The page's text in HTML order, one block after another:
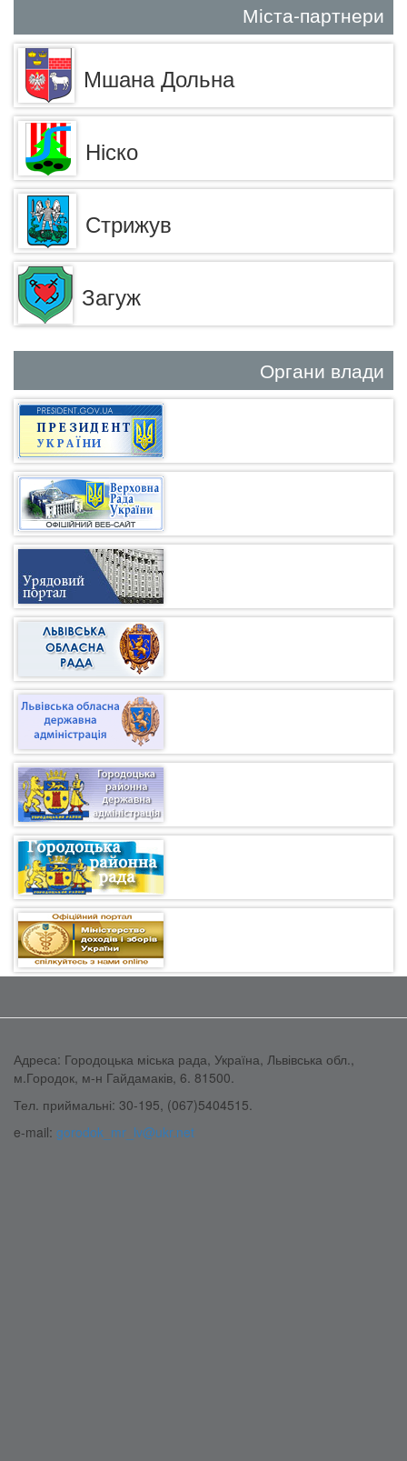
Міста-партнери
Мшана Дольна
Ніско
Стрижув
Загуж
Органи влади
Адреса: Городоцька міська рада, Україна, Львівська обл.,
м.Городок, м-н Гайдамаків, 6. 81500.
Тел. приймальні: 30-195, (067)5404515.
e-mail: gorodok_mr_lv@ukr.net